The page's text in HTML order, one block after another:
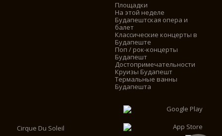
Площадки
На этой неделе
Будапештская опера и
балет
Классические концерты в
Будапеште
Поп / рок-концерты
Будапешт
Достопримечательности
Круизы Будапешт
Термальные ванны
Будапешта
Cirque Du Soleil